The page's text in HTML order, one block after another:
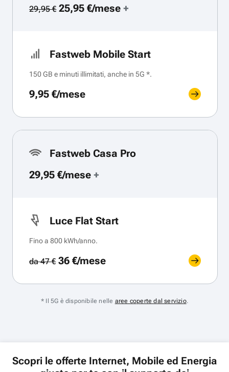
29,95 €25,95 €/mese+
Fastweb Mobile Start
150 GB e minuti illimitati, anche in 5G *.
9,95 €/mese
Fastweb Casa Pro
29,95 €/mese +
Luce Flat Start
Fino a 800 kWh/anno.
da 47 €36 €/mese
* Il 5G è disponibile nelle aree coperte dal servizio.
Scopri le offerte Internet, Mobile ed Energia